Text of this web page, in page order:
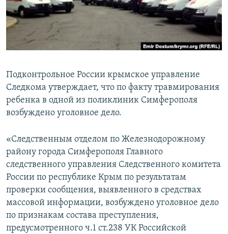
ПОБЕДИТЕЛЕЙ НЕ СУДЯТ?
КРЫМ.НЕПОКОРЕННЫЙ
ПРИСОЕДИНЯЙТЕСЬ!
Все сайты RFE/RL
Подконтрольное России крымское управление
Следкома утверждает, что по факту травмирования
ребенка в одной из поликлиник Симферополя
возбуждено уголовное дело.
«Следственным отделом по Железнодорожному
району города Симферополя Главного
следственного управления Следственного комитета
России по республике Крым по результатам
проверки сообщения, выявленного в средствах
массовой информации, возбуждено уголовное дело
по признакам состава преступления,
предусмотренного ч.1 ст.238 УК Российской